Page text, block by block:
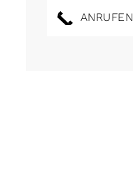
ANRUFEN